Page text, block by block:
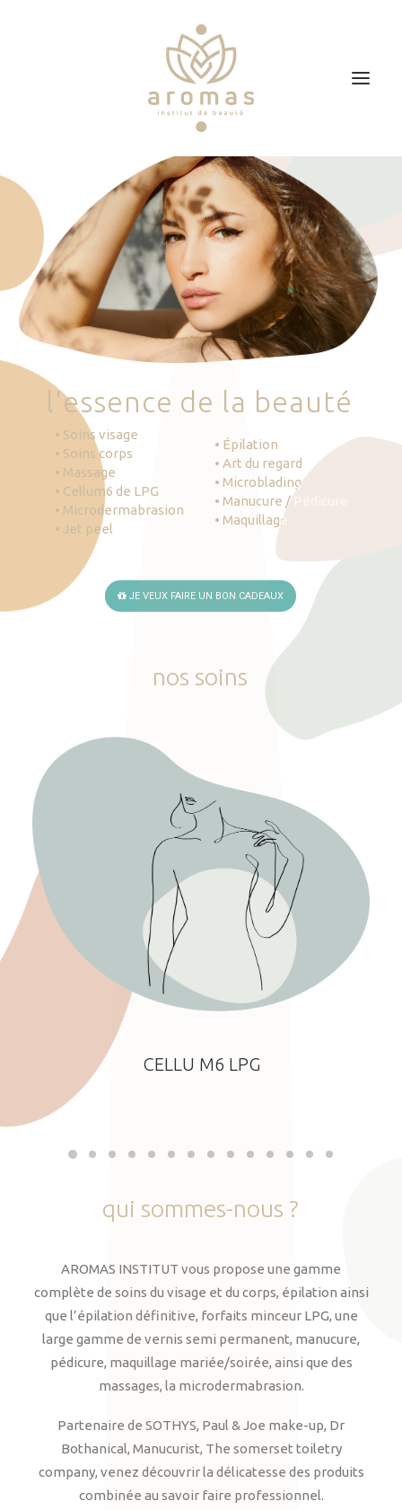
Soins
Je veux faire un bon cadeau
Plan d’accès
Prendre RDV
'essence de la beauté
• Soins visage
• Soins corps
• Massage
• Cellum6 de LPG
• Microdermabrasion
• Jet peel
• Épilation
• Art du regard
• Microblading
• Manucure / Pédicure
• Maquillage
JE VEUX FAIRE UN BON CADEAUX
nos soins
CELLU M6 LPG
qui sommes-nous ?
AROMAS INSTITUT vous propose une gamme
complète de soins du visage et du corps, épilation ainsi
que l’épilation définitive, forfaits minceur LPG, une
large gamme de vernis semi permanent, manucure,
pédicure, maquillage mariée/soirée, ainsi que des
massages, la microdermabrasion.
Partenaire de SOTHYS, Paul & Joe make-up, Dr
Bothanical, Manucurist, The somerset toiletry
company, venez découvrir la délicatesse des produits
combinée au savoir faire professionnel.